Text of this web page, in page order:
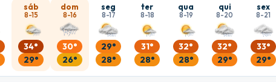
sáb
8-15
34°
29°
dom
8-16
30°
26°
seg
8-17
29°
28°
ter
8-18
31°
28°
qua
8-19
32°
28°
qui
8-20
32°
29°
sex
8-21
33°
29°